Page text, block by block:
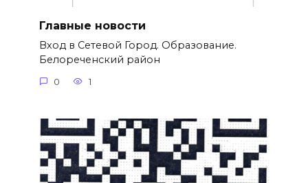
Главные новости
Вход в Сетевой Город. Образование.
Белореченский район
0 1